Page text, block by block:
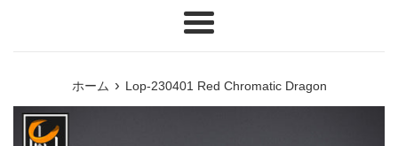
メ
ホーム › Lop-230401 Red Chromatic Dragon